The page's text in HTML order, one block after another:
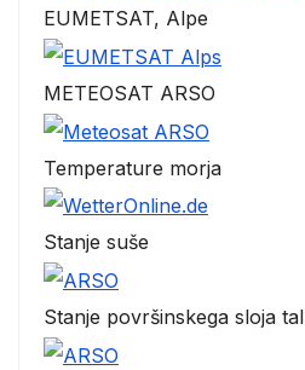
EUMETSAT, Alpe
METEOSAT ARSO
Temperature morja
Stanje suše
Stanje površinskega sloja tal